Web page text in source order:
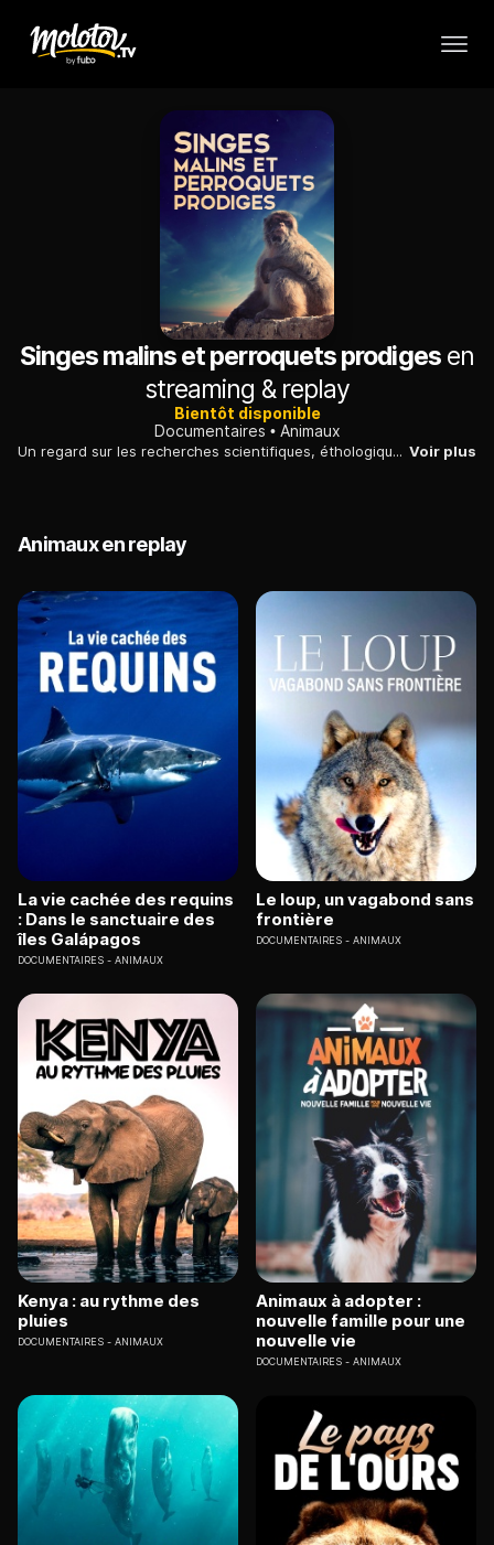
Singes malins et perroquets prodigesen
streaming & replay
Bientôt disponible
Documentaires
Animaux
Un regard sur les recherches scientifiques, éthologiques et comportementales qui tendent à démontrer que les animaux sont bien des êtres intelligents et sensibles. Voir plus
Animaux en replay
La vie cachée des requins
: Dans le sanctuaire des
îles Galápagos
DOCUMENTAIRES ANIMAUX
Le loup, un vagabond sans
frontière
DOCUMENTAIRES ANIMAUX
Kenya : au rythme des
pluies
DOCUMENTAIRES ANIMAUX
Animaux à adopter :
nouvelle famille pour une
nouvelle vie
DOCUMENTAIRES ANIMAUX